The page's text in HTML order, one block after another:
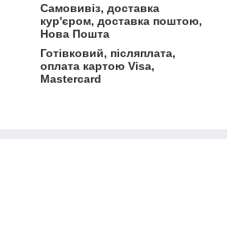
Самовивіз, доставка
кур'єром, доставка поштою,
Нова Пошта
Готівковий, післяплата,
оплата картою Visa,
Mastercard